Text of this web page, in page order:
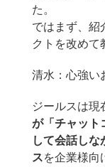
た。
ではまず、紹
クトを改めて
清水：心強い
ジールスは現
が「チャット
して会話し
スを企業様向